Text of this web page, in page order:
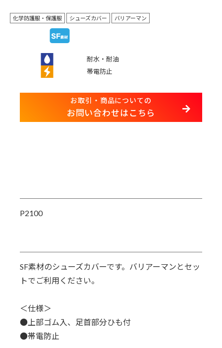
化学防護服・保護服 シューズカバー バリアーマン
耐水・耐油
帯電防止
お取引・商品についての
お問い合わせはこちら
P2100
SF素材のシューズカバーです。バリアーマンとセッ
トでご利用ください。
＜仕様＞
●上部ゴム入、足首部分ひも付
●帯電防止